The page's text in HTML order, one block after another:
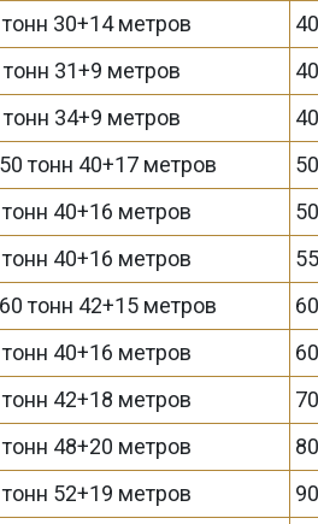
30+14 метров
31+9 метров
34+9 метров
тонн 40+17 метров
40+16 метров
40+16 метров
тонн 42+15 метров
40+16 метров
42+18 метров
48+20 метров
52+19 метров